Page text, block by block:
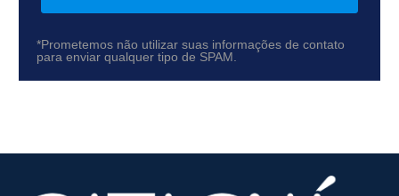
*Prometemos não utilizar suas informações de contato
para enviar qualquer tipo de SPAM.